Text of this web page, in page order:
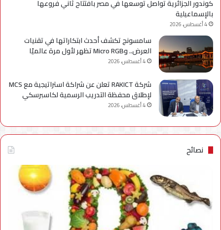
كوندور الجزائرية تواصل توسعها في مصر بافتتاح ثاني فروعها
بالإسماعيلية
4 أغسطس، 2026
سامسونج تكشف أحدث ابتكاراتها في تقنيات
العرض.. وMicro RGB تظهر لأول مرة عالميًا
4 أغسطس، 2026
شركة RAKICT تعلن عن شراكة استراتيجية مع MCS
لإطلاق محفظة التدريب الرسمية لكاسبرسكي
4 أغسطس، 2026
نصائح